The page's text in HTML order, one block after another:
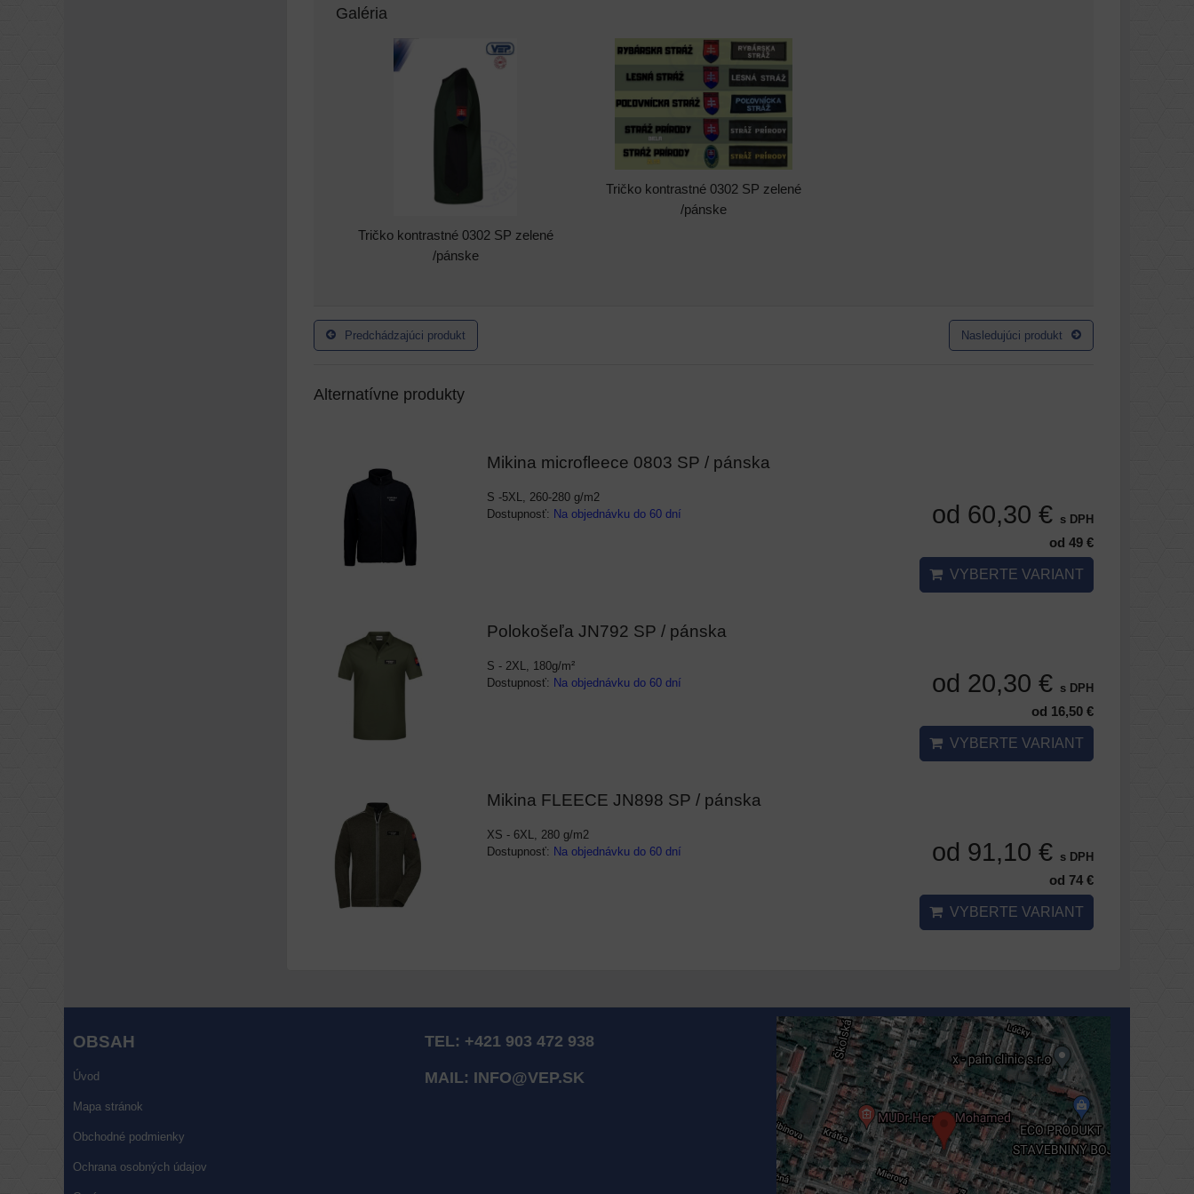
Galéria
Tričko kontrastné 0302 SP zelené
/pánske
Tričko kontrastné 0302 SP zelené
/pánske
Predchádzajúci produkt Nasledujúci produkt
Alternatívne produkty
Mikina microfleece 0803 SP / pánska
S -5XL, 260-280 g/m2
Dostupnosť: Na objednávku do 60 dní od 60,30 € s DPH
od 49 €
VYBERTE VARIANT
Polokošeľa JN792 SP / pánska
S - 2XL, 180g/m²
Dostupnosť: Na objednávku do 60 dní od 20,30 € s DPH
od 16,50 €
VYBERTE VARIANT
Mikina FLEECE JN898 SP / pánska
XS - 6XL, 280 g/m2
Dostupnosť: Na objednávku do 60 dní od 91,10 € s DPH
od 74 €
VYBERTE VARIANT
OBSAH
Úvod
Mapa stránok
Obchodné podmienky
Ochrana osobných údajov
TEL: +421 903 472 938
MAIL: INFO@VEP.SK
Externý obsah je blokovaný Voľbami
súkromia
Prajete si načítať externý obsah?
Povoliť tentokrát